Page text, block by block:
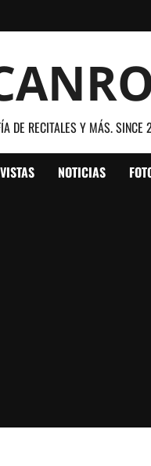
DE RECITALES Y MÁS.
NOTICIAS